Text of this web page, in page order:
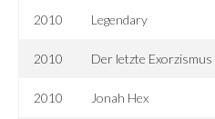
2010 Legendary
2010 Der letzte Exorzismus
2010 Jonah Hex